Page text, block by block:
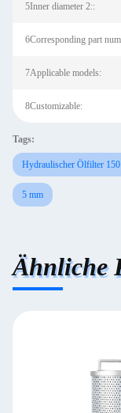
5Inner diameter 2::
6Corresponding part
7Applicable models:
8Customizable:
Tags:
Hydraulischer Ölfilter
5 mm
Ähnliche